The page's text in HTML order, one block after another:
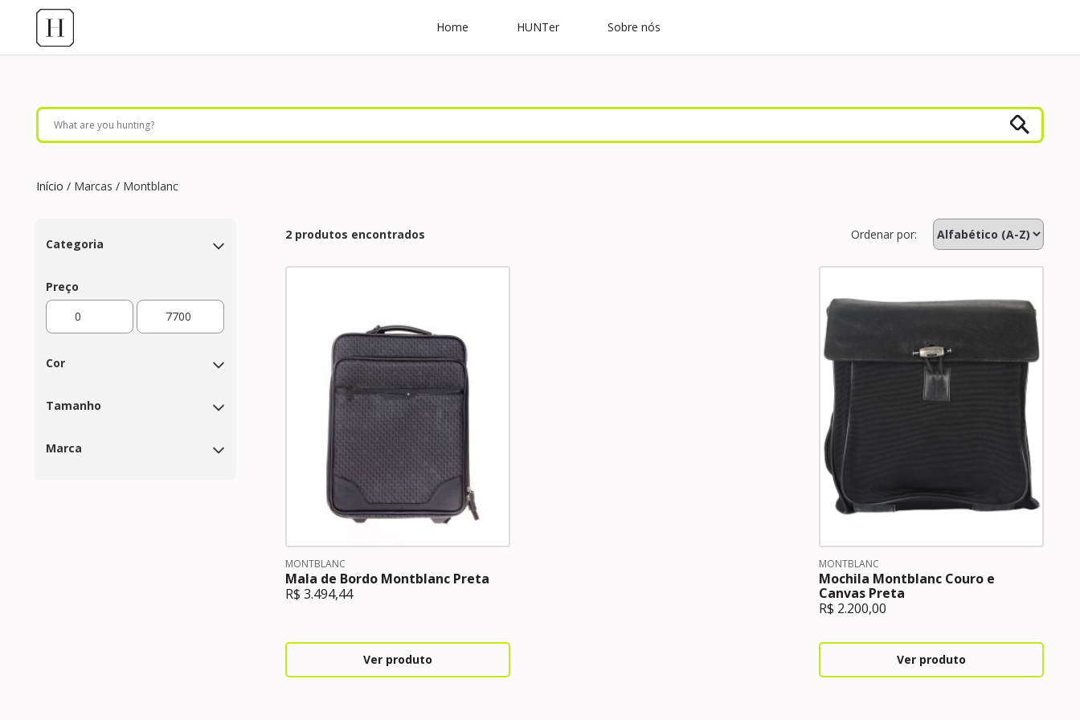
Home HUNTer Sobre nós
Início / Marcas / Montblanc
Categoria
Preço
Cor
Tamanho
Marca
2 produtos encontrados Ordenar por:
MONTBLANC
Mala de Bordo Montblanc Preta
R$ 3.494,44
Ver produto
MONTBLANC
Mochila Montblanc Couro e
Canvas Preta
R$ 2.200,00
Ver produto